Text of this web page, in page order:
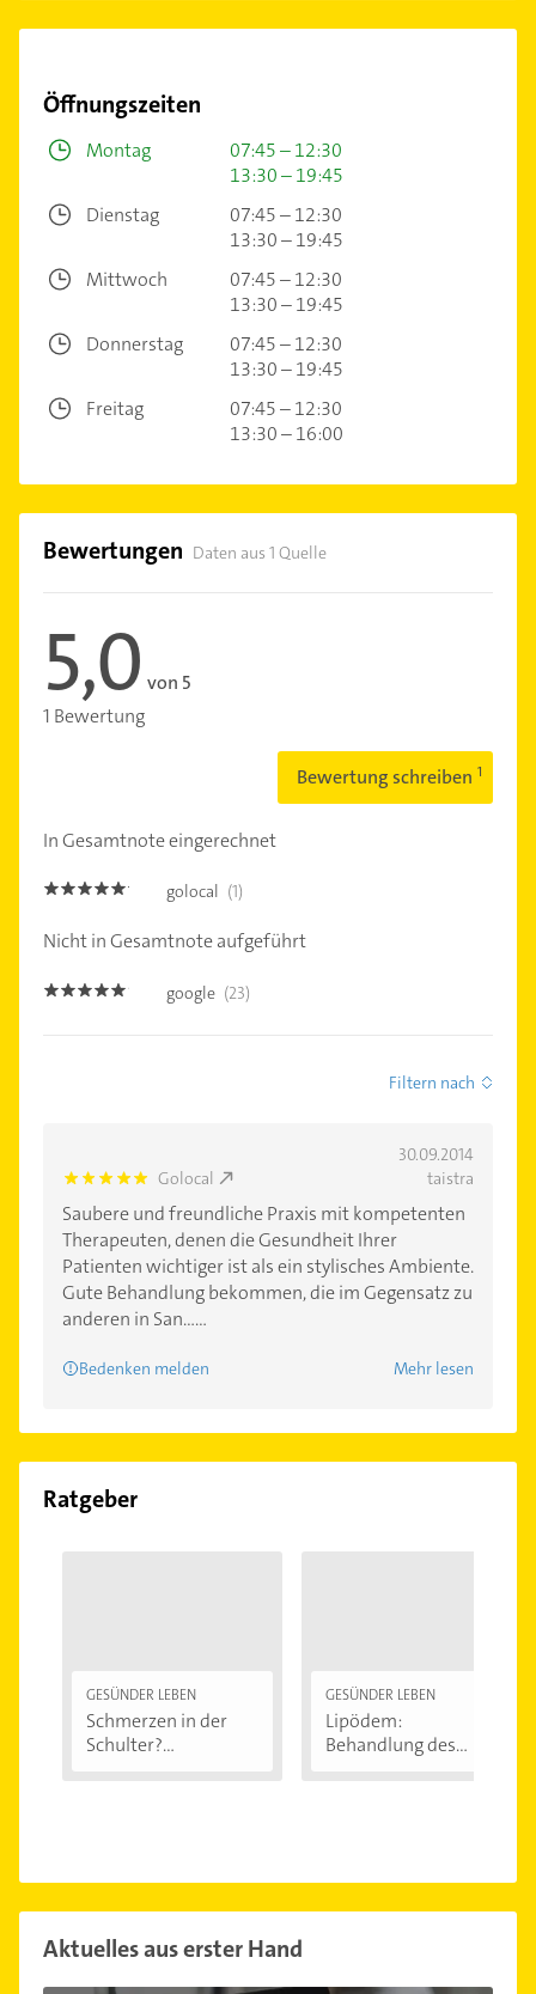
Öffnungszeiten
Montag
07:45 – 12:30
13:30 – 19:45
Dienstag
07:45 – 12:30
13:30 – 19:45
Mittwoch
07:45 – 12:30
13:30 – 19:45
Donnerstag
07:45 – 12:30
13:30 – 19:45
Freitag
07:45 – 12:30
13:30 – 16:00
Bewertungen Daten aus 1 Quelle
5,0 von 5
1 Bewertung
Bewertung schreiben
In Gesamtnote eingerechnet
5.0 golocal (1)
Nicht in Gesamtnote aufgeführt
4.9 google (23)
Filtern nach
30.09.2014
5.0 Golocal taistra
Saubere und freundliche Praxis mit kompetenten
Therapeuten, denen die Gesundheit Ihrer
Patienten wichtiger ist als ein stylisches Ambiente.
Gute Behandlung bekommen, die im Gegensatz zu
anderen in San......
Bedenken melden Mehr lesen
Ratgeber
GESÜNDER LEBEN
Schmerzen in der
Schulter?
GESÜNDER LEBEN
Lipödem:
Behandlung des
Aktuelles aus erster Hand